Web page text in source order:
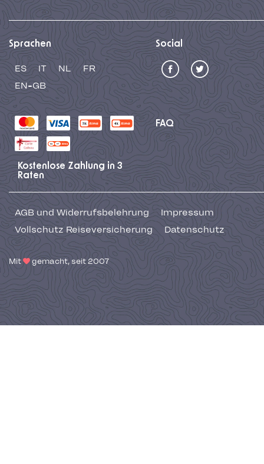
Sprachen
ES IT NL
FR
EN-GB
Social
FAQ
Kostenlose Zahlung in 3
Raten
AGB und Widerrufsbelehrung
Impressum
Vollschutz Reiseversicherung
Datenschutz
Mit gemacht, seit 2007